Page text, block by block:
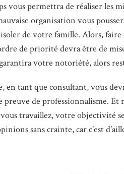
vous permettra de réaliser les
organisation vous
de votre famille. Alors,
de priorité devra être de
votre notoriété, alors
en tant que consultant, vous
de professionnalisme. Et
travaillez, votre objectivité
sans crainte, car c’est